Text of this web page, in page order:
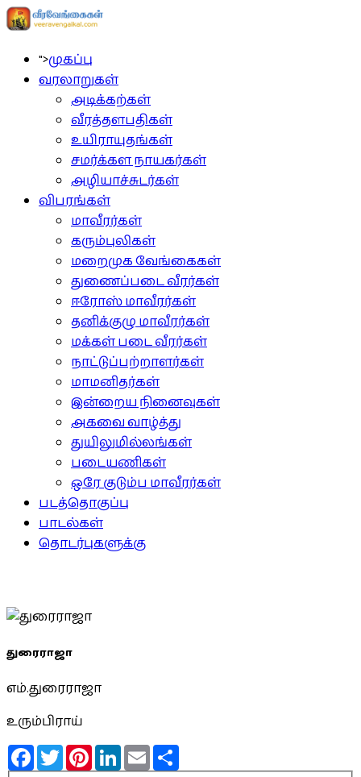
">முகப்பு
வரலாறுகள்
அடிக்கற்கள்
வீரத்தளபதிகள்
உயிராயுதங்கள்
சமர்க்கள நாயகர்கள்
அழியாச்சுடர்கள்
விபரங்கள்
மாவீரர்கள்
கரும்புலிகள்
மறைமுக வேங்கைகள்
துணைப்படை வீரர்கள்
ஈரோஸ் மாவீரர்கள்
தனிக்குழு மாவீரர்கள்
மக்கள் படை வீரர்கள்
நாட்டுப்பற்றாளர்கள்
மாமனிதர்கள்
இன்றைய நினைவுகள்
அகவை வாழ்த்து
துயிலுமில்லங்கள்
படையணிகள்
ஒரே குடும்ப மாவீரர்கள்
படத்தொகுப்பு
பாடல்கள்
தொடர்புகளுக்கு
துரைராஜா
எம்.துரைராஜா
உரும்பிராய்
FacebookTwitterPinterestLinkedInEmail